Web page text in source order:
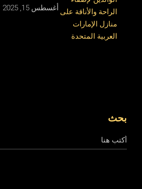
أغسطس 15, 2025
بحث